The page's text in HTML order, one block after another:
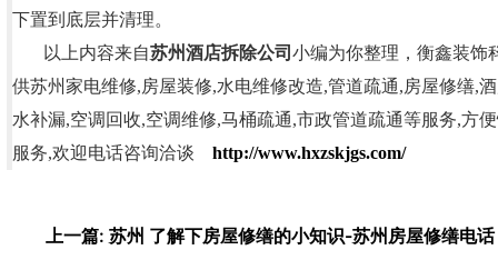
下置到底层并清理。
以上内容来自苏州酒店拆除公司 小编为你整理，衡鑫装饰
供苏州家电维修,房屋装修,水电维修改造,管道疏通,房屋修缮,
水补漏,空调回收,空调维修,马桶疏通,市政管道疏通等服务,方
服务,欢迎电话咨询洽谈 http://www.hxzskjgs.com/
上一篇: 苏州 了解下房屋修缮的小知识-苏州房屋修缮电话